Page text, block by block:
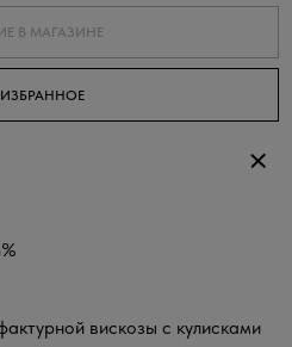
В МАГАЗИНЕ
вискозы с кулисками